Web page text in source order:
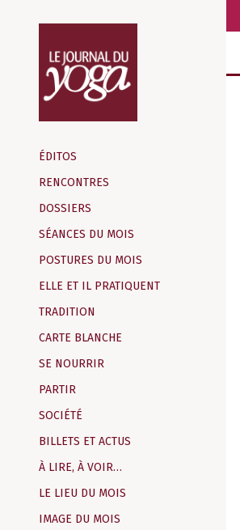
d‘information
indépendant
ÉDITOS
RENCONTRES
DOSSIERS
SÉANCES DU MOIS
POSTURES DU MOIS
ELLE ET IL PRATIQUENT
TRADITION
CARTE BLANCHE
SE NOURRIR
PARTIR
SOCIÉTÉ
BILLETS ET ACTUS
À LIRE, À VOIR…
LE LIEU DU MOIS
IMAGE DU MOIS